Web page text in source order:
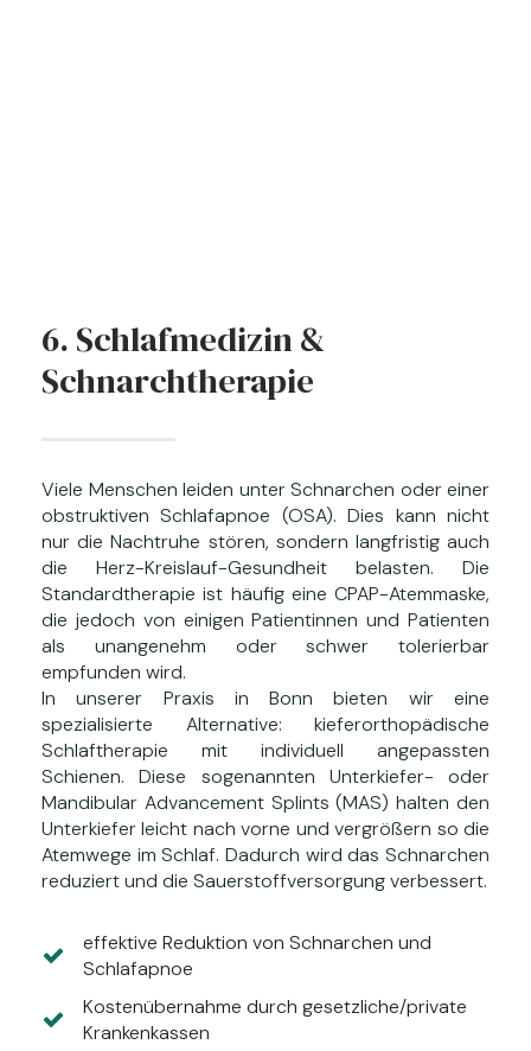
6. Schlafmedizin &
Schnarchtherapie
Viele Menschen leiden unter Schnarchen oder einer
obstruktiven Schlafapnoe (OSA). Dies kann nicht
nur die Nachtruhe stören, sondern langfristig auch
die Herz-Kreislauf-Gesundheit belasten. Die
Standardtherapie ist häufig eine CPAP-Atemmaske,
die jedoch von einigen Patientinnen und Patienten
als unangenehm oder schwer tolerierbar
empfunden wird.
In unserer Praxis in Bonn bieten wir eine
spezialisierte Alternative: kieferorthopädische
Schlaftherapie mit individuell angepassten
Schienen. Diese sogenannten Unterkiefer- oder
Mandibular Advancement Splints (MAS) halten den
Unterkiefer leicht nach vorne und vergrößern so die
Atemwege im Schlaf. Dadurch wird das Schnarchen
reduziert und die Sauerstoffversorgung verbessert.
effektive Reduktion von Schnarchen und
Schlafapnoe
Kostenübernahme durch gesetzliche/private
Krankenkassen